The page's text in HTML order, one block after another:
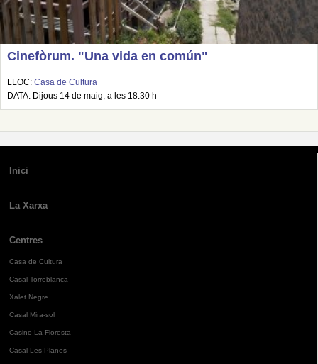
Cinefòrum. "Una vida en común"
LLOC: Casa de Cultura
DATA: Dijous 14 de maig, a les 18.30 h
Inici
La Xarxa
Centres
Casa de Cultura
Casal Torreblanca
Xalet Negre
Casal Mira-sol
Casino La Floresta
Casal Les Planes